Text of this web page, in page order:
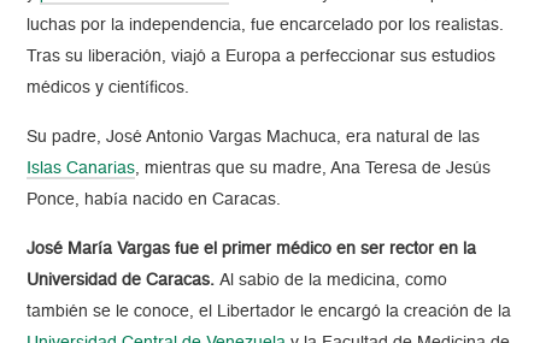
luchas por la independencia, fue encarcelado por los realistas.
Tras su liberación, viajó a Europa a perfeccionar sus estudios
médicos y científicos.
Su padre, José Antonio Vargas Machuca, era natural de las
Islas Canarias, mientras que su madre, Ana Teresa de Jesús
Ponce, había nacido en Caracas.
José María Vargas fue el primer médico en ser rector en la
Universidad de Caracas.Al sabio de la medicina, como
también se le conoce, el Libertador le encargó la creación de la